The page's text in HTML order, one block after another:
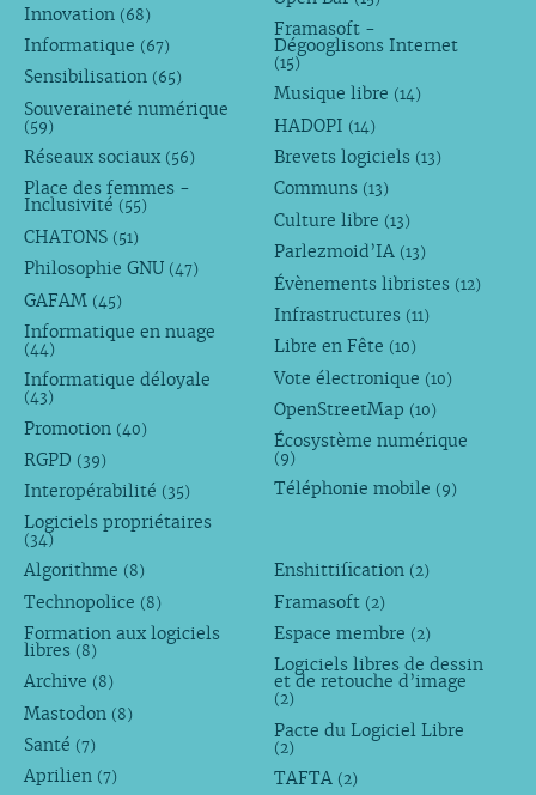
Innovation (68)
Informatique (67)
Sensibilisation (65)
Souveraineté numérique
(59)
Réseaux sociaux (56)
Place des femmes -
Inclusivité (55)
CHATONS (51)
Philosophie GNU (47)
GAFAM (45)
Informatique en nuage
(44)
Informatique déloyale
(43)
Promotion (40)
RGPD (39)
Interopérabilité (35)
Logiciels propriétaires
(34)
Framasoft -
Dégooglisons Internet
(15)
Musique libre (14)
HADOPI (14)
Brevets logiciels (13)
Communs (13)
Culture libre (13)
Parlezmoid’IA (13)
Évènements libristes (12)
Infrastructures (11)
Libre en Fête (10)
Vote électronique (10)
OpenStreetMap (10)
Écosystème numérique
(9)
Téléphonie mobile (9)
Algorithme (8)
Technopolice (8)
Formation aux logiciels
libres (8)
Archive (8)
Mastodon (8)
Santé (7)
Aprilien (7)
Enshittification (2)
Framasoft (2)
Espace membre (2)
Logiciels libres de dessin
et de retouche d’image
(2)
Pacte du Logiciel Libre
(2)
TAFTA (2)